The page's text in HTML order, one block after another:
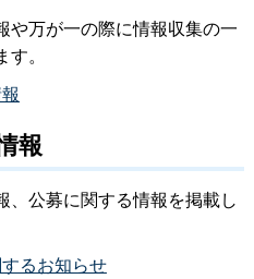
や万が一の際に情報収集の一
。
報
、公募に関する情報を掲載し
るお知らせ